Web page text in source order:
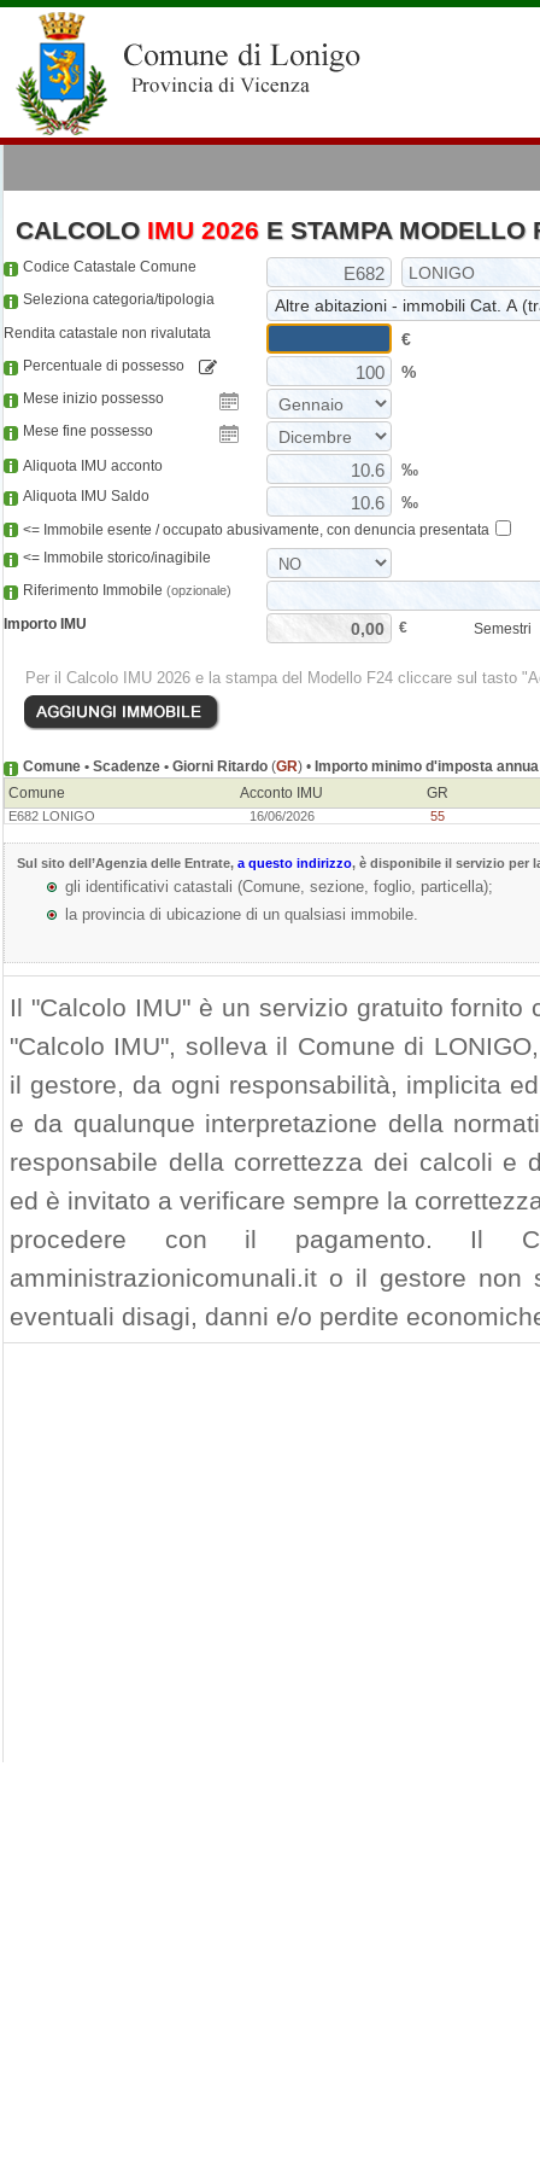
CALCOLO IMU 2026E STAMPA MODELLO
Codice Catastale Comune
Seleziona categoria/tipologia
Rendita catastale non rivalutata
€
Percentuale di possesso %
Mese inizio possesso
Mese fine possesso
Aliquota IMU acconto ‰
Aliquota IMU Saldo ‰
<= Immobile esente / occupato abusivamente, con denuncia presentata
<= Immobile storico/inagibile
Riferimento Immobile (opzionale)
Importo IMU € Semestri
Per il Calcolo IMU 2026 e la stampa del Modello F24 cliccare sul tasto
Comune • Scadenze • Giorni Ritardo (GR) • Importo minimo d'imposta annua
Comune
Acconto IMU GR
E682 LONIGO 16/06/2026 55
Sul sito dell’Agenzia delle Entrate, a questo indirizzo, è disponibile il servizio per
gli identificativi catastali (Comune, sezione, foglio, particella);
la provincia di ubicazione di un qualsiasi immobile.
Il "Calcolo IMU" è un servizio gratuito
"Calcolo IMU", solleva il Comune di
il gestore, da ogni responsabilità, implicita
e da qualunque interpretazione della
responsabile della correttezza dei calcoli e
ed è invitato a verificare sempre la
procedere con il pagamento. Il
amministrazionicomunali.it o il gestore
eventuali disagi, danni e/o perdite